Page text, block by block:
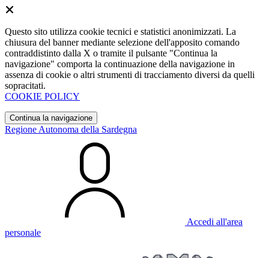
Questo sito utilizza cookie tecnici e statistici anonimizzati. La
chiusura del banner mediante selezione dell'apposito comando
contraddistinto dalla X o tramite il pulsante "Continua la
navigazione" comporta la continuazione della navigazione in
assenza di cookie o altri strumenti di tracciamento diversi da quelli
sopracitati.
COOKIE POLICY
Continua la navigazione
Regione Autonoma della Sardegna
Accedi all'area
personale